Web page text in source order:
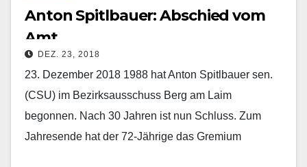
Anton Spitlbauer: Abschied vom
Amt
DEZ. 23, 2018
23. Dezember 2018 1988 hat Anton Spitlbauer sen.
(CSU) im Bezirksausschuss Berg am Laim
begonnen. Nach 30 Jahren ist nun Schluss. Zum
Jahresende hat der 72-Jährige das Gremium